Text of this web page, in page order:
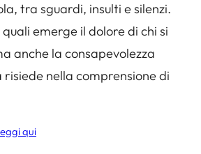
tra sguardi, insulti e silenzi.
quali emerge il dolore di chi si
anche la consapevolezza
nella comprensione di
qui